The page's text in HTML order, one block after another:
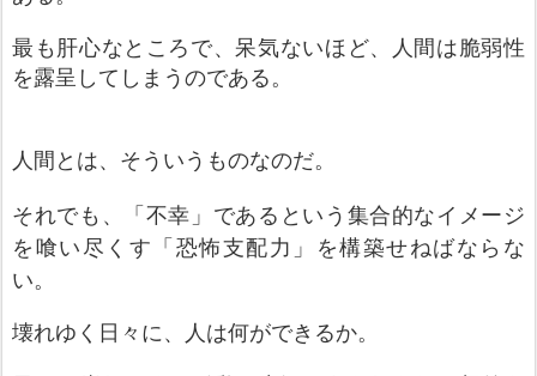
最も肝心なところで、呆気ないほど、人間は脆弱性
を露呈してしまうのである。
人間とは、そういうものなのだ。
それでも 、「不幸」であるという集合的なイメージ
を喰い尽くす「恐怖支配力」を構築せねばならな
い。
壊れゆく日々に、人は何ができるか。